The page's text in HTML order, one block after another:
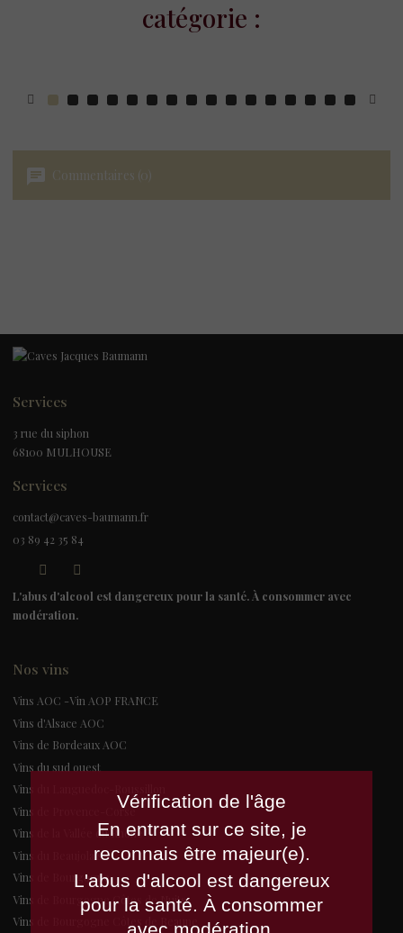
catégorie :
chat Commentaires (0)
Services
3 rue du siphon
68100 MULHOUSE
Services
contact@caves-baumann.fr
03 89 42 35 84
L'abus d'alcool est dangereux pour la santé. À consommer avec
modération.
Nos vins
Vins AOC -Vin AOP FRANCE
Vins d'Alsace AOC
Vins de Bordeaux AOC
Vins du sud ouest
Vins du Languedoc-Roussillon
Vins de Provence-Corse
Vins de la Vallée du Rhône
Vins du Beaujolais
Vins de Bourgogne
Vins de Bourgogne Côtes de Nuits
Vins de Bourgogne Côtes de Beaune
Vérification de l'âge
En entrant sur ce site, je
reconnais être majeur(e).
L'abus d'alcool est dangereux
pour la santé. À consommer